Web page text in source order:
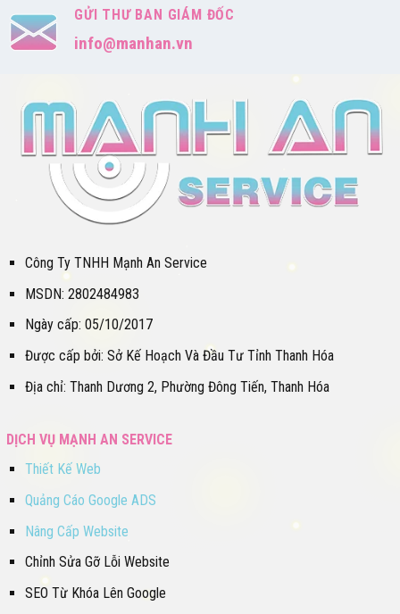
GỬI THƯ BAN GIÁM ĐỐC
info@manhan.vn
Công Ty TNHH Mạnh An Service
MSDN: 2802484983
Ngày cấp: 05/10/2017
Được cấp bởi: Sở Kế Hoạch Và Đầu Tư Tỉnh Thanh Hóa
Địa chỉ: Thanh Dương 2, Phường Đông Tiến, Thanh Hóa
DỊCH VỤ MẠNH AN SERVICE
Thiết Kế Web
Quảng Cáo Google ADS
Nâng Cấp Website
Chỉnh Sửa Gỡ Lỗi Website
SEO Từ Khóa Lên Google